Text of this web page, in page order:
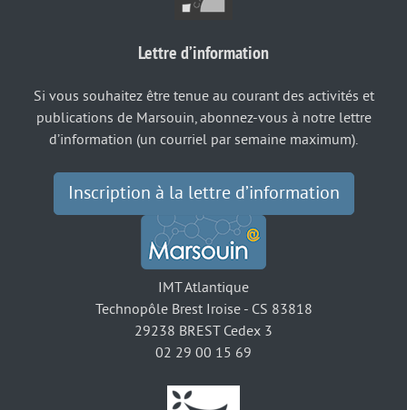
Lettre d’information
Si vous souhaitez être tenue au courant des activités et
publications de Marsouin, abonnez-vous à notre lettre
d’information (un courriel par semaine maximum).
Inscription à la lettre d’information
IMT Atlantique
Technopôle Brest Iroise - CS 83818
29238 BREST Cedex 3
02 29 00 15 69